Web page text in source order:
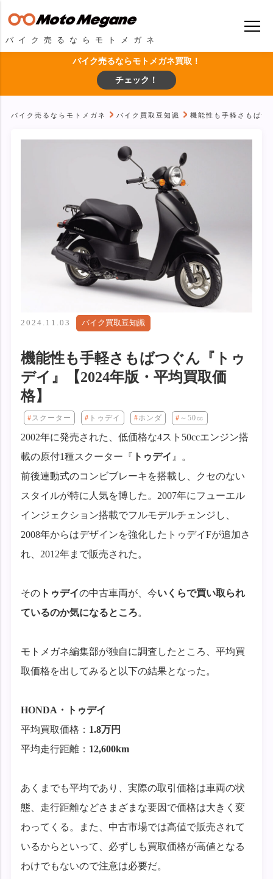
バイク売るならモトメガネ
バイク売るならモトメガネ買取！
チェック！
バイク売るならモトメガネ バイク買取豆知識 機能性も手軽さもばつ
2024.11.03 バイク買取豆知識
機能性も手軽さもばつぐん『トゥ
デイ』【2024年版・平均買取価
格】
スクーター トゥデイ ホンダ ～50㏄
2002年に発売された、低価格な4スト50ccエンジン搭
載の原付1種スクーター『 トゥデイ 』。
前後連動式のコンビブレーキを搭載し、クセのない
スタイルが特に人気を博した。2007年にフューエル
インジェクション搭載でフルモデルチェンジし、
2008年からはデザインを強化したトゥデイFが追加さ
れ、2012年まで販売された。
その トゥデイの中古車両が、今いくらで買い取られ
ているのか気になるところ。
モトメガネ編集部が独自に調査したところ、平均買
取価格を出してみると以下の結果となった。
HONDA・トゥデイ
平均買取価格： 1.8万円
平均走行距離： 12,600km
あくまでも平均であり、実際の取引価格は車両の状
態、走行距離などさまざまな要因で価格は大きく変
わってくる。また、中古市場では高値で販売されて
いるからといって、必ずしも買取価格が高値となる
わけでもないので注意は必要だ。